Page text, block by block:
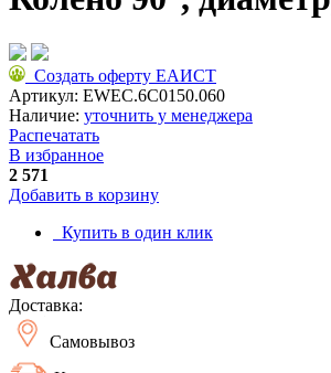
Создать оферту ЕАИСТ
Артикул: EWEC.6C0150.060
Наличие: уточнить у менеджера
Распечатать
В избранное
2 571
Добавить в корзину
Купить в один клик
Доставка:
Самовывоз